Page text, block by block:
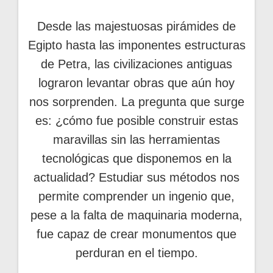
Desde las majestuosas pirámides de
Egipto hasta las imponentes estructuras
de Petra, las civilizaciones antiguas
lograron levantar obras que aún hoy
nos sorprenden. La pregunta que surge
es: ¿cómo fue posible construir estas
maravillas sin las herramientas
tecnológicas que disponemos en la
actualidad? Estudiar sus métodos nos
permite comprender un ingenio que,
pese a la falta de maquinaria moderna,
fue capaz de crear monumentos que
perduran en el tiempo.